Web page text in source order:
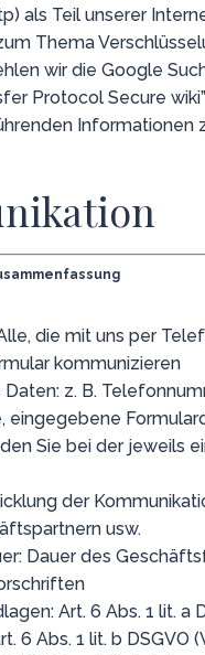
als Teil unserer
Thema
wir die Google
Protocol Secure
Informationen
die mit uns per
kommunizieren
z. B.
eingegebene
Sie bei der jeweils
der
usw.
Dauer des
Art. 6 Abs. 1 lit. a
6 Abs. 1 lit. b DSGVO